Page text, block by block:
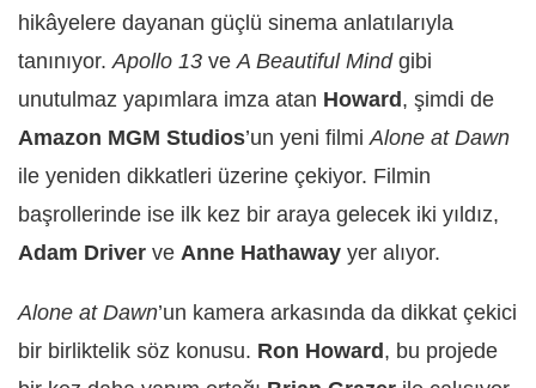
hikâyelere dayanan güçlü sinema anlatılarıyla
tanınıyor.Apollo 13 veA Beautiful Mindgibi
unutulmaz yapımlara imza atan Howard , şimdi de
Amazon MGM Studios’un yeni filmiAlone at Dawn
ile yeniden dikkatleri üzerine çekiyor. Filmin
başrollerinde ise ilk kez bir araya gelecek iki yıldız,
Adam Driver ve Anne Hathaway yer alıyor.
Alone at Dawn’un kamera arkasında da dikkat çekici
bir birliktelik söz konusu. Ron Howard , bu projede